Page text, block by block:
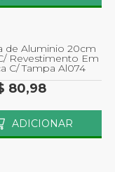
de Aluminio 20cm
Revestimento Em
Ceramica C/ Tampa Al074
80,98
ADICIONAR